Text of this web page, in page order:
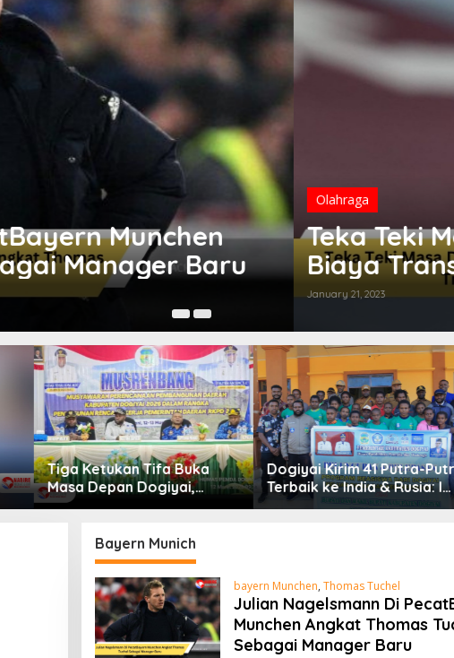
Depan Harry Kane Terhalang
Yang Mahal
Resmi
Dogiyai Kirim 41 Putra-Putri
Terbaik ke India & Rusia: Ini
Komitmen Nyata Bupati
Pemimpin Masa Depan
Diskusi Dan
Bersama Tim IT
Bayern Munich
bayern Munchen, Thomas Tuchel
Julian Nagelsmann Di
Munchen Angkat Thomas
Sebagai Manager Baru